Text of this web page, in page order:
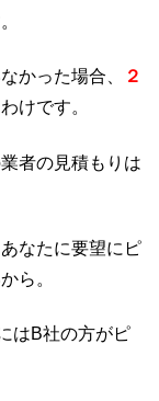
かった場合、
２
けです。
者の見積もりは
なたに要望にピ
ら。
はB社の方がピ